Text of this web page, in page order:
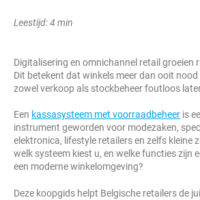
Leestijd: 4 min
Digitalisering en omnichannel retail groeien
Dit betekent dat winkels meer dan ooit
zowel verkoop als stockbeheer foutloos
Een kassasysteem met voorraadbeheer is
instrument geworden voor modezaken,
elektronica, lifestyle retailers en zelfs kleine
welk systeem kiest u, en welke functies zijn
een moderne winkelomgeving?
Deze koopgids helpt Belgische retailers de